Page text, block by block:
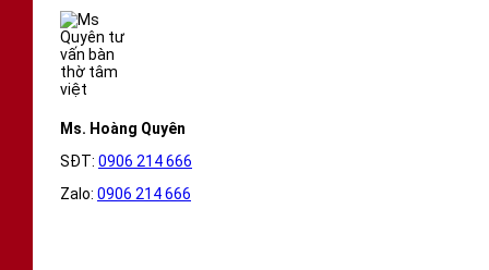
Ms. Hoàng Quyên
SĐT: 0906 214 666
Zalo: 0906 214 666